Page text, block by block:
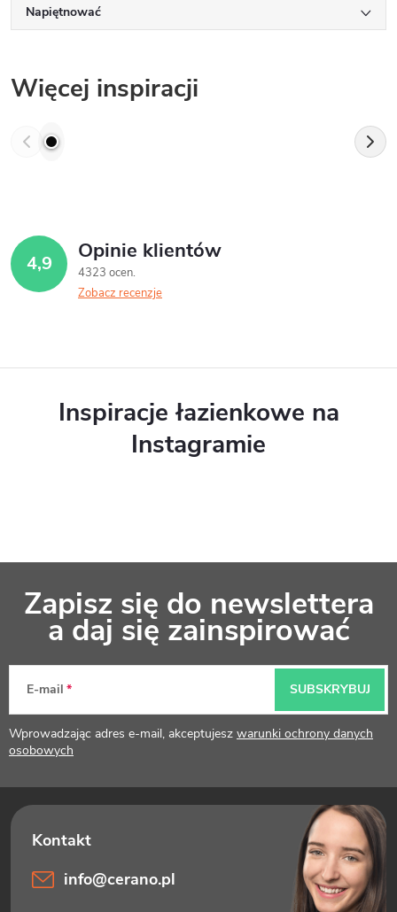
Napiętnować
Więcej inspiracji
4,9 Opinie klientów
4323 ocen
Zobacz recenzje
Inspiracje łazienkowe na
Instagramie
k
a
Zapisz się do newslettera
a daj się zainspirować
E-mail
Wprowadzając adres e-mail, akceptujesz warunki ochrony danych
osobowych
SUBSKRYBUJ
info@cerano.pl